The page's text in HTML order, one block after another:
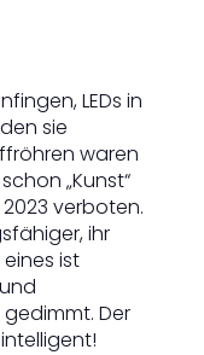
LEDs in
sie
waren
„Kunst“
verboten.
ihr
ist
Der